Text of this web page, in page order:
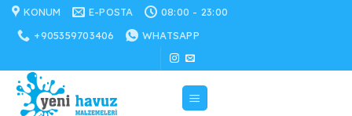
İçeriğe
atla
KONUM E-POSTA
08:00 - 23:00
+905359703406
WHATSAPP